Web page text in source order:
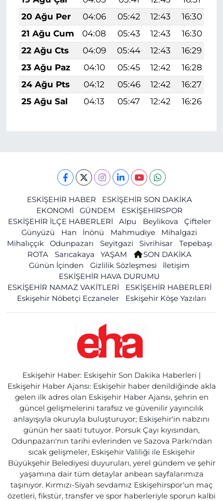
20 Ağu Per
04:06 05:42 12:43 16:30
21 Ağu Cum
04:08 05:43 12:43 16:30
22 Ağu Cts
04:09 05:44 12:43 16:29
23 Ağu Paz
04:10 05:45 12:42 16:28
24 Ağu Pts
04:12 05:46 12:42 16:27
25 Ağu Sal
04:13 05:47 12:42 16:26
ESKİŞEHİR HABER
ESKİŞEHİR SON DAKİKA
EKONOMİ
GÜNDEM
ESKİŞEHİRSPOR
ESKİŞEHİR İLÇE HABERLERİ
Alpu Beylikova
Çifteler
Günyüzü
Han İnönü Mahmudiye
Mihalgazi
Mihalıççık
Odunpazarı Seyitgazi Sivrihisar
Tepebaşı
ROTA
Sarıcakaya YAŞAM
SON DAKİKA
Günün İçinden
Gizlilik Sözleşmesi
İletişim
ESKİŞEHİR HAVA DURUMU
ESKİŞEHİR NAMAZ VAKİTLERİ
ESKİŞEHİR HABERLERİ
Eskişehir Nöbetçi Eczaneler
Eskişehir Köşe Yazıları
Eskişehir Haber: Eskişehir Son Dakika Haberleri |
Eskişehir Haber Ajansı: Eskişehir haber denildiğinde akla
gelen ilk adres olan Eskişehir Haber Ajansı, şehrin en
güncel gelişmelerini tarafsız ve güvenilir yayıncılık
anlayışıyla okuruyla buluşturuyor; Eskişehir'in nabzını
günün her saati tutuyor. Porsuk Çayı kıyısından,
Odunpazarı'nın tarihi evlerinden ve Sazova Parkı'ndan
sıcak gelişmeler, Eskişehir Valiliği ile Eskişehir
Büyükşehir Belediyesi duyuruları, yerel gündem ve şehir
yaşamına dair tüm detaylar anbean sayfalarımıza
taşınıyor. Kırmızı-Siyah sevdamız Eskişehirspor'un maç
özetleri, fikstür, transfer ve spor haberleriyle sporun kalbi